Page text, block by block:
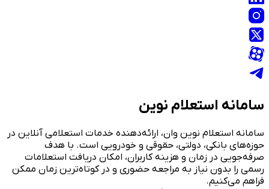
سامانه استعلام نوین
سامانه استعلام نوین وان، ارائه‌دهنده خدمات استعلامی آنلاین در
حوزه‌های بانکی، دولتی، حقوقی و خودرویی است. با هدف
صرفه‌جویی در زمان و هزینه کاربران، امکان دریافت استعلامات
رسمی را بدون نیاز به مراجعه حضوری و در کوتاه‌ترین زمان ممکن
فراهم می‌کنیم.